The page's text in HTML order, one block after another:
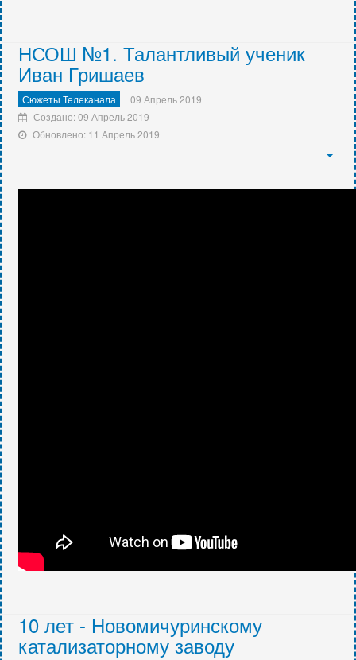
НСОШ №1. Талантливый ученик
Иван Гришаев
Сюжеты Телеканала
09 Апрель 2019
Создано: 09 Апрель 2019
Обновлено: 11 Апрель 2019
10 лет - Новомичуринскому
катализаторному заводу